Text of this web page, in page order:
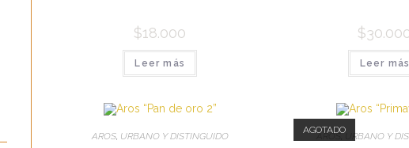
$18.000
Leer más
$
Leer más
AROS, URBANO Y DISTINGUIDO
AGOTADO
AROS , URBANO Y